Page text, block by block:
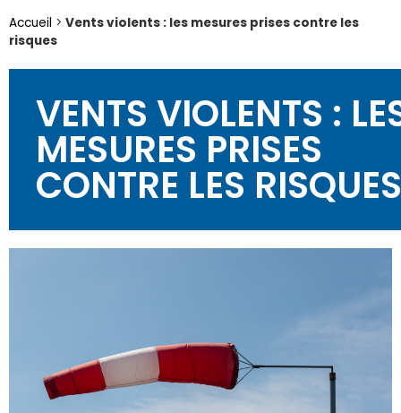
Accueil > Vents violents : les mesures prises contre les
risques
VENTS VIOLENTS :
MESURES PRISES
CONTRE LES RISQUES